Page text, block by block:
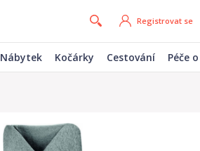
Registrovat se
Nábytek Kočárky Cestování Péče